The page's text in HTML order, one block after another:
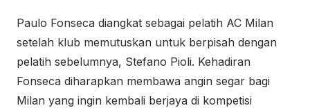
Paulo Fonseca diangkat sebagai pelatih AC Milan
setelah klub memutuskan untuk berpisah dengan
pelatih sebelumnya, Stefano Pioli. Kehadiran
Fonseca diharapkan membawa angin segar bagi
Milan yang ingin kembali berjaya di kompetisi